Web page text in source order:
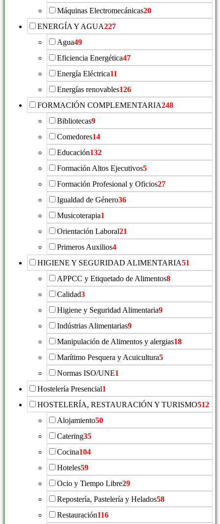
Máquinas Electromecánicas20
ENERGÍA Y AGUA227
Agua49
Eficiencia Energética47
Energía Eléctrica11
Energías renovables126
FORMACIÓN COMPLEMENTARIA248
Bibliotecas9
Comedores14
Educación132
Formación Altos Ejecutivos5
Formación Profesional y Oficios27
Igualdad de Género36
Musicoterapia1
Orientación Laboral21
Primeros Auxilios4
HIGIENE Y SEGURIDAD ALIMENTARIA51
APPCC y Etiquetado de Alimentos8
Calidad3
Higiene y Seguridad Alimentaria9
Indústrias Alimentarias9
Manipulación de Alimentos y alergias18
Marítimo Pesquera y Acuicultura5
Normas ISO/UNE1
Hostelería Presencial1
HOSTELERÍA, RESTAURACIÓN Y TURISMO512
Alojamiento50
Catering35
Cocina104
Hoteles59
Ocio y Tiempo Libre29
Repostería, Pastelería y Helados58
Restauración116